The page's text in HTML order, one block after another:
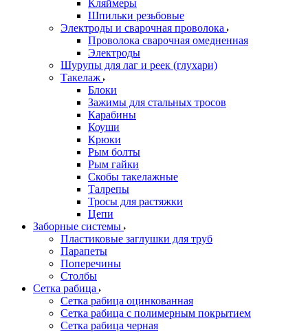
Кляймеры
Шпильки резьбовые
Электроды и сварочная проволока
Проволока сварочная омедненная
Электроды
Шурупы для лаг и реек (глухари)
Такелаж
Блоки
Зажимы для стальных тросов
Карабины
Коуши
Крюки
Рым болты
Рым гайки
Скобы такелажные
Талрепы
Тросы для растяжки
Цепи
Заборные системы
Пластиковые заглушки для труб
Парапеты
Поперечины
Столбы
Сетка рабица
Сетка рабица оцинкованная
Сетка рабица с полимерным покрытием
Сетка рабица черная